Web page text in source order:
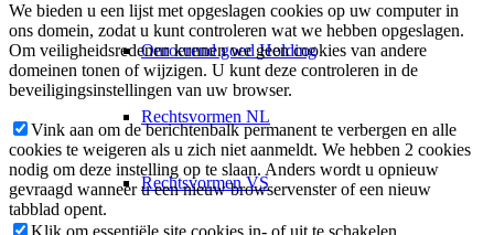
Onroerend goed Holding
Rechtsvormen NL
Rechtsvormen VS
We bieden u een lijst met opgeslagen cookies op uw computer in
ons domein, zodat u kunt controleren wat we hebben opgeslagen.
Om veiligheidsredenen kunnen we geen cookies van andere
domeinen tonen of wijzigen. U kunt deze controleren in de
beveiligingsinstellingen van uw browser.
Vink aan om de berichtenbalk permanent te verbergen en alle
cookies te weigeren als u zich niet aanmeldt. We hebben 2 cookies
nodig om deze instelling op te slaan. Anders wordt u opnieuw
gevraagd wanneer u een nieuw browservenster of een nieuw
tabblad opent.